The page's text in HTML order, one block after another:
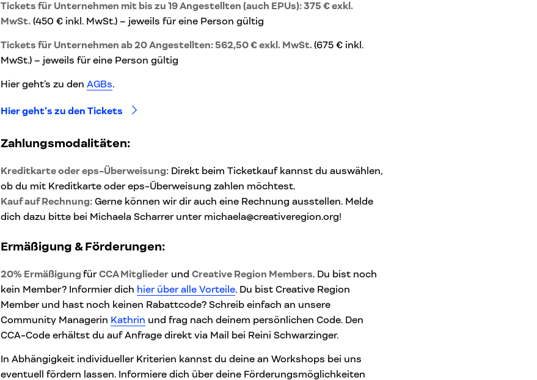
Tickets für Unternehmen mit bis zu 19 Angestellten (auch EPUs): 375 € exkl.
MwSt.(450 € inkl. MwSt.) – jeweils für eine Person gültig
Tickets für Unternehmen ab 20 Angestellten: 562,50 € exkl. MwSt.(675 € inkl.
MwSt.) – jeweils für eine Person gültig
Hier geht’s zu den AGBs.
Hier geht’s zu den Tickets
Zahlungsmodalitäten:
Kreditkarte oder eps-Überweisung: Direkt beim Ticketkauf kannst du auswählen,
ob du mit Kreditkarte oder eps-Überweisung zahlen möchtest.
Kauf auf Rechnung: Gerne können wir dir auch eine Rechnung ausstellen. Melde
dich dazu bitte bei Michaela Scharrer unter michaela@creativeregion.org!
Ermäßigung & Förderungen:
20% Ermäßigung fürCCA Mitgliederund Creative Region Members. Du bist noch
kein Member? Informier dich hier über alle Vorteile. Du bist Creative Region
Member und hast noch keinen Rabattcode? Schreib einfach an unsere
Community Managerin Kathrin und frag nach deinem persönlichen Code. Den
CCA-Code erhältst du auf Anfrage direkt via Mail bei Reini Schwarzinger.
In Abhängigkeit individueller Kriterien kannst du deine an Workshops bei uns
eventuell fördern lassen. Informiere dich über deine Förderungsmöglichkeiten